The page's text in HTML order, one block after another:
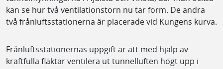
kan se hur två ventilationstorn nu tar form. De andra
två frånluftsstationerna är placerade vid Kungens kurva.
Frånluftsstationernas uppgift är att med hjälp av
kraftfulla fläktar ventilera ut tunnelluften högt upp i